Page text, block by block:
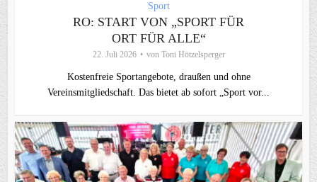
Sport
RO: START VON „SPORT FÜR
ORT FÜR ALLE“
22. Juli 2026 von Toni Hötzelsperger
Kostenfreie Sportangebote, draußen und ohne
Vereinsmitgliedschaft. Das bietet ab sofort „Sport vor...